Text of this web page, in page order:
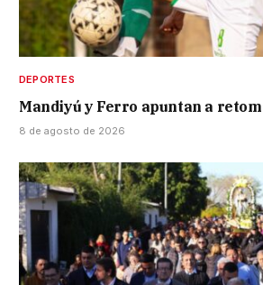
DEPORTES
Mandiyú y Ferro apuntan a
8 de agosto de 2026